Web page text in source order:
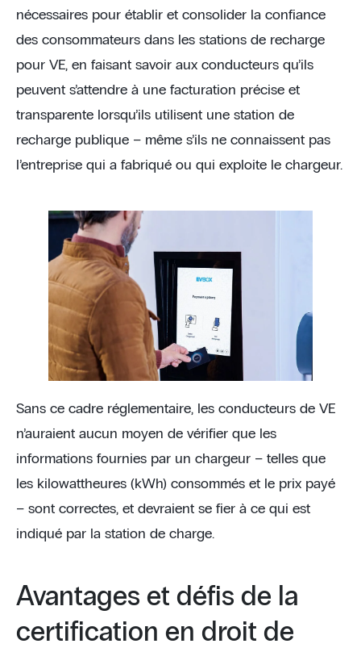
nécessaires pour établir et consolider la confiance
des consommateurs dans les stations de recharge
pour VE, en faisant savoir aux conducteurs qu’ils
peuvent s’attendre à une facturation précise et
transparente lorsqu’ils utilisent une station de
recharge publique – même s’ils ne connaissent pas
l’entreprise qui a fabriqué ou qui exploite le chargeur.
Sans ce cadre réglementaire, les conducteurs de VE
n’auraient aucun moyen de vérifier que les
informations fournies par un chargeur – telles que
les kilowattheures (kWh) consommés et le prix payé
– sont correctes, et devraient se fier à ce qui est
indiqué par la station de charge.
Avantages et défis de la
certification en droit de